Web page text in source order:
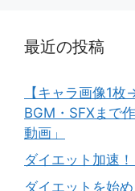
最近の投稿
【キャラ画像1
BGM・SFXまで
動画」
ダイエット加速
ダイエットを始